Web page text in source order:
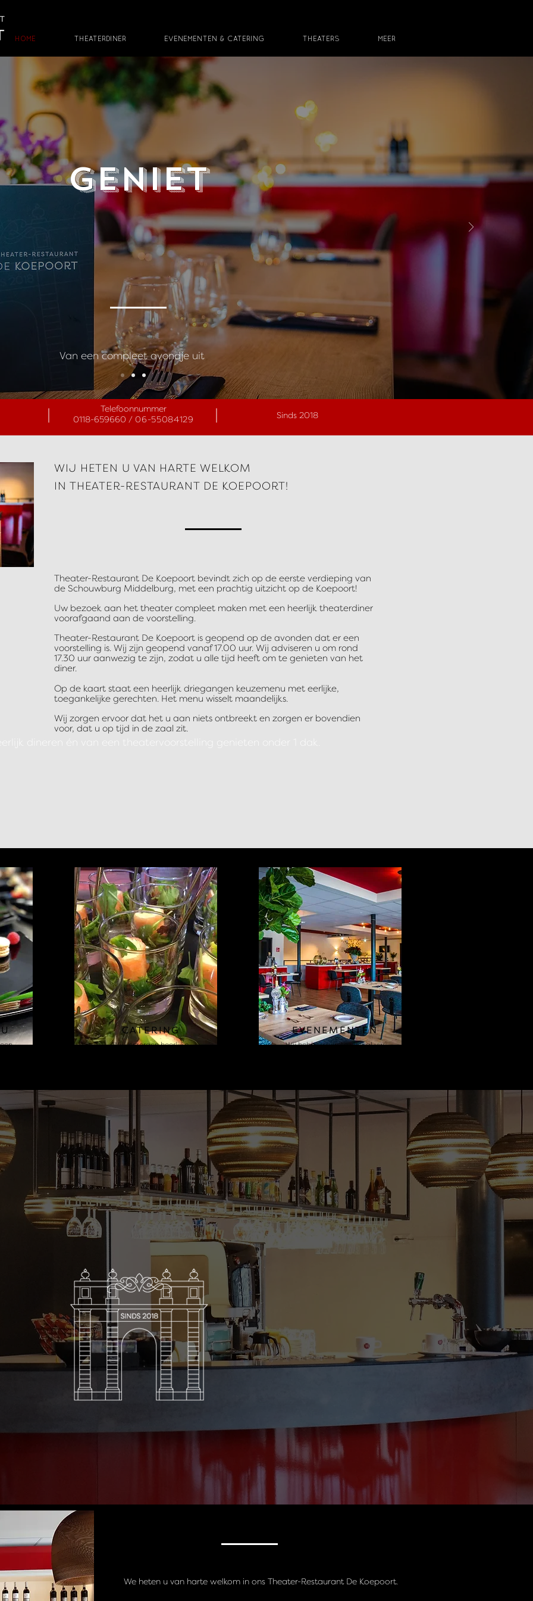
HOME THEATERDINER EVENEMENTEN & CATERING THEATERS MEER
Geniet
Van een compleet avondje uit
Telefoonnummer
0118-659660 /06-55084129 Sinds 2018
WIJ HETEN U VAN HARTE WELKOM
IN THEATER-RESTAURANT DE KOEPOORT!
Theater-Restaurant De Koepoort bevindt zich op de eerste verdieping van
de Schouwburg Middelburg, met een prachtig uitzicht op de Koepoort!
Uw bezoek aan het theater compleet maken met een heerlijk theaterdiner
voorafgaand aan de voorstelling.
Theater-Restaurant De Koepoort is geopend op de avonden dat er een
voorstelling is. Wij zijn geopend vanaf 17.00 uur. Wij adviseren u om rond
17.30 uur aanwezig te zijn, zodat u alle tijd heeft om te genieten van het
diner.
Op de kaart staat een heerlijk driegangen keuzemenu met eerlijke,
toegankelijke gerechten. Het menu wisselt maandelijks.
Wij zorgen ervoor dat het u aan niets ontbreekt en zorgen er bovendien
voor, dat u op tijd in de zaal zit.
dineren én van een theatervoorstelling genieten onder 1 dak.
CATERING
Wij verzorgen heerlijke
EVENEMENTEN
Wij hebben ruimte voor al uw
We heten u van harte welkom in ons Theater-Restaurant De Koepoort.